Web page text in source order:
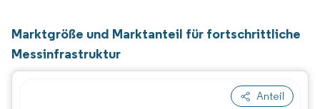
Marktgröße und Marktanteil für fortschrittliche
Messinfrastruktur
Anteil